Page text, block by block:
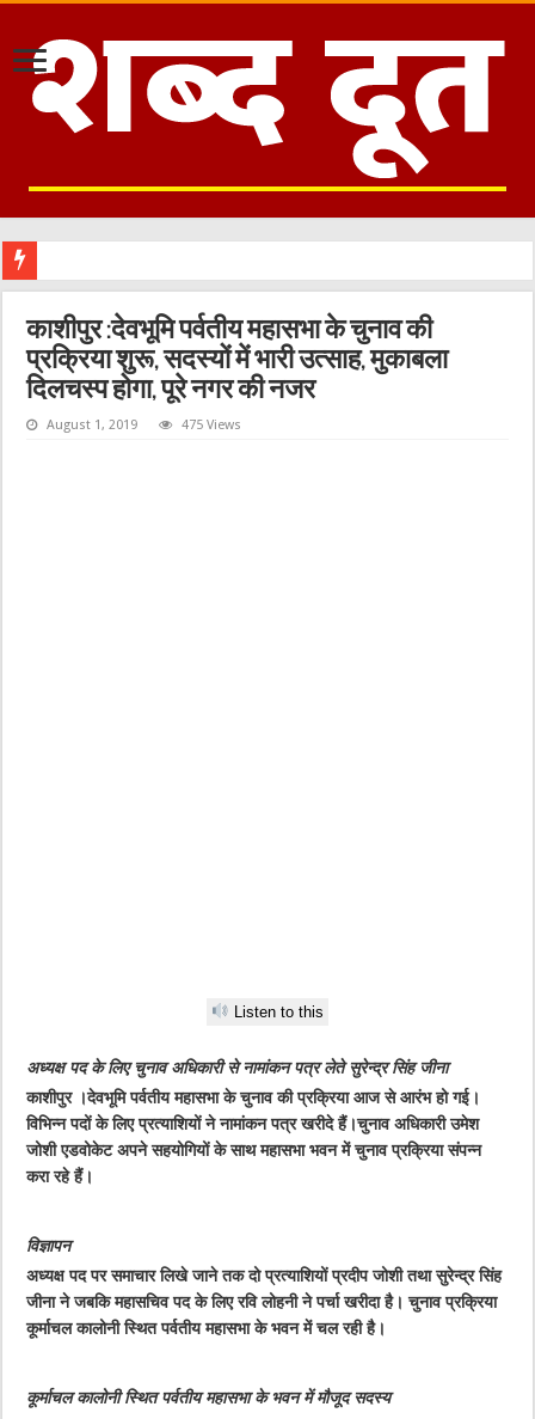
काशीपुर :देवभूमि पर्वतीय महासभा के चुनाव की
प्रक्रिया शुरू, सदस्यों में भारी उत्साह, मुकाबला
दिलचस्प होगा, पूरे नगर की नजर
August 1, 2019 475 Views
Listen to this
अध्यक्ष पद के लिए चुनाव अधिकारी से नामांकन पत्र लेते सुरेन्द्र सिंह जीना
काशीपुर ।देवभूमि पर्वतीय महासभा के चुनाव की प्रक्रिया आज से आरंभ हो गई।
विभिन्न पदों के लिए प्रत्याशियों ने नामांकन पत्र खरीदे हैं।चुनाव अधिकारी उमेश
जोशी एडवोकेट अपने सहयोगियों के साथ महासभा भवन में चुनाव प्रक्रिया संपन्न
करा रहे हैं।
विज्ञापन
अध्यक्ष पद पर समाचार लिखे जाने तक दो प्रत्याशियों प्रदीप जोशी तथा सुरेन्द्र सिंह
जीना ने जबकि महासचिव पद के लिए रवि लोहनी ने पर्चा खरीदा है। चुनाव प्रक्रिया
कूर्माचल कालोनी स्थित पर्वतीय महासभा के भवन में चल रही है।
कूर्माचल कालोनी स्थित पर्वतीय महासभा के भवन में मौजूद सदस्य